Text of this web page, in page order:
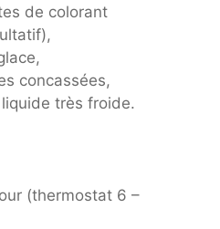
de colorant
concassées,
très froide.
(thermostat 6 –